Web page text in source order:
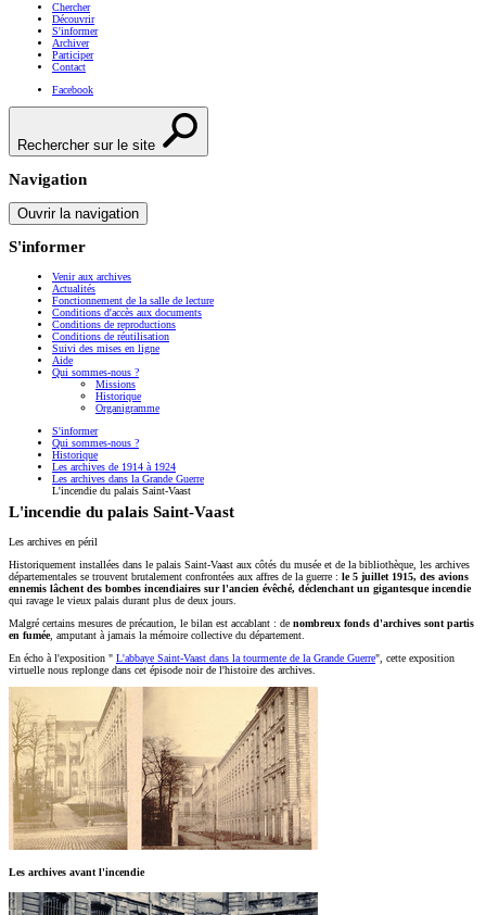
Chercher
Découvrir
S'informer
Archiver
Participer
Contact
Facebook
Rechercher sur le site
Navigation
Ouvrir la navigation
S'informer
Venir aux archives
Actualités
Fonctionnement de la salle de lecture
Conditions d'accès aux documents
Conditions de reproductions
Conditions de réutilisation
Suivi des mises en ligne
Aide
Qui sommes-nous ?
Missions
Historique
Organigramme
S'informer
Qui sommes-nous ?
Historique
Les archives de 1914 à 1924
Les archives dans la Grande Guerre
L'incendie du palais Saint-Vaast
L'incendie du palais Saint-Vaast
Les archives en péril
Historiquement installées dans le palais Saint-Vaast aux côtés du musée et de la bibliothèque, les archives
départementales se trouvent brutalement confrontées aux affres de la guerre : le 5 juillet 1915, des avions
ennemis lâchent des bombes incendiaires sur l'ancien évêché, déclenchant un gigantesque incendie
qui ravage le vieux palais durant plus de deux jours.
Malgré certains mesures de précaution, le bilan est accablant : de nombreux fonds d'archives sont partis
en fumée, amputant à jamais la mémoire collective du département.
En écho à l'exposition " L'abbaye Saint-Vaast dans la tourmente de la Grande Guerre", cette exposition
virtuelle nous replonge dans cet épisode noir de l'histoire des archives.
Les archives avant l'incendie